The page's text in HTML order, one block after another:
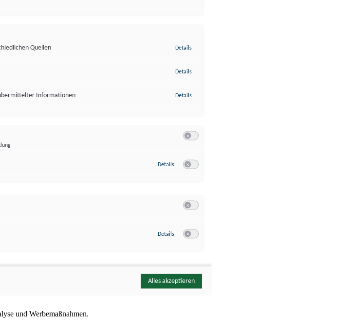
und Werbemaßnahmen.
Quellen
Details
Details
Informationen Details
Details zu Google Analytics
Details zu YouTube
Alles akzeptieren